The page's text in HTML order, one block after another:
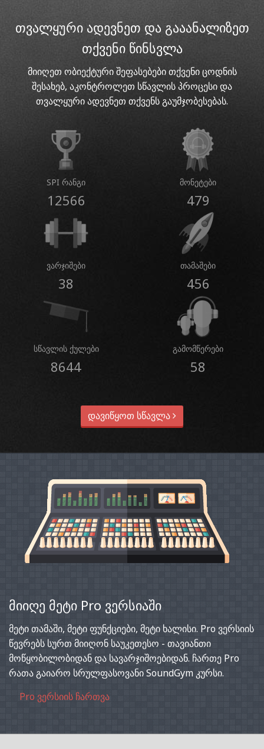
თვალყური ადევნეთ და გააანალიზეთ
თქვენი წინსვლა
მიიღეთ ობიექტური შეფასებები თქვენი ცოდნის
შესახებ, აკონტროლეთ სწავლის პროცესი და
თვალყური ადევნეთ თქვენს გაუმჯობესებას.
SPI რანგი
12566
მონეტები
479
ვარჯიშები
38
თამაშები
456
სწავლის ქულები
8644
გამომწერები
58
დავიწყოთ სწავლა
მიიღე მეტი Pro ვერსიაში
მეტი თამაში, მეტი ფუნქციები, მეტი ხალისი. Pro ვერსიის
წევრებს სურთ მიიღონ საუკეთესო - თავიანთი
მოწყობილობიდან და სავარჯიშოებიდან. ჩართე Pro
რათა გაიარო სრულფასოვანი SoundGym კურსი.
Pro ვერსიის ჩართვა